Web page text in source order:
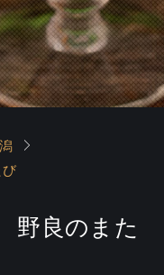
野良のまた